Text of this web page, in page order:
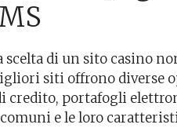
di un sito casino
siti offrono diverse
credito, portafogli
e le loro